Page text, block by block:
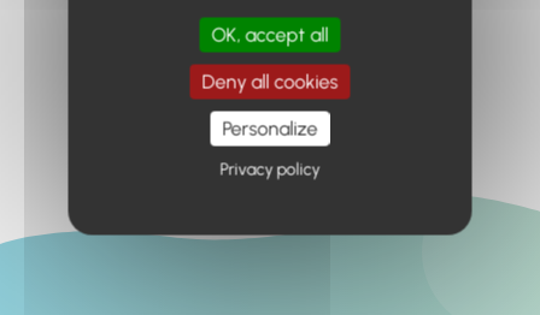
Retour à l'accueil
OK, accept all
Deny all cookies
Personalize
Privacy policy